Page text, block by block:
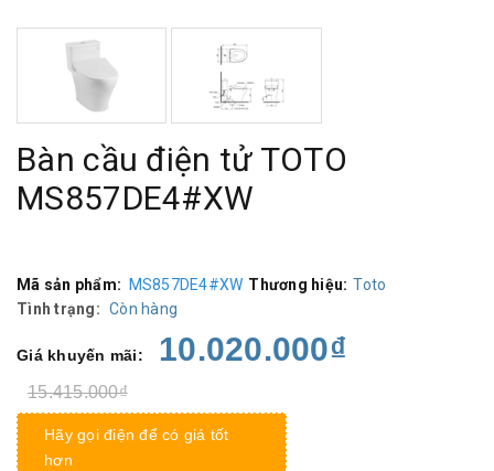
Bàn cầu điện tử TOTO
MS857DE4#XW
Mã sản phẩm: MS857DE4#XW Thương hiệu: Toto
Tình trạng: Còn hàng
Giá khuyến mãi: 10.020.000₫
15.415.000₫
Hãy gọi điện để có giá tốt
hơn